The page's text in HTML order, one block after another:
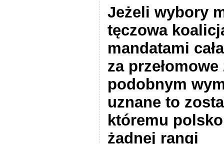
Jeżeli wybory
tęczowa
mandatami
za
podobnym
uznane to
któremu
żadnej rangi